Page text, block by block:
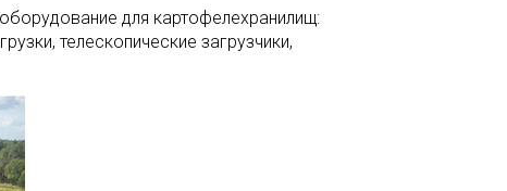
для картофелехранилищ:
телескопические загрузчики,